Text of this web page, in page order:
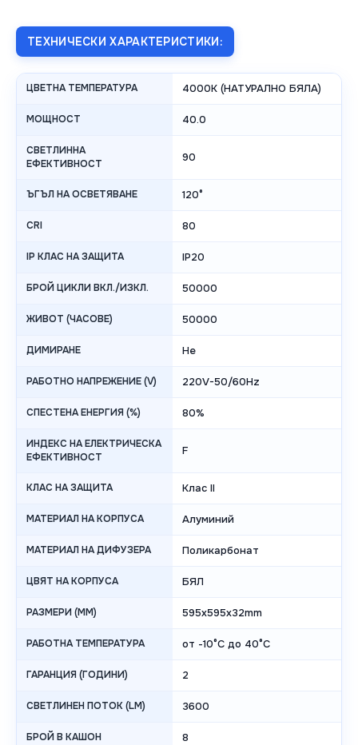
ТЕХНИЧЕСКИ ХАРАКТЕРИСТИКИ:
ЦВЕТНА ТЕМПЕРАТУРА 4000K (НАТУРАЛНО БЯЛА)
МОЩНОСТ 40.0
СВЕТЛИННА
ЕФЕКТИВНОСТ
90
ЪГЪЛ НА ОСВЕТЯВАНЕ 120°
CRI 80
IP КЛАС НА ЗАЩИТА IP20
БРОЙ ЦИКЛИ ВКЛ./ИЗКЛ. 50000
ЖИВОТ (ЧАСОВЕ) 50000
ДИМИРАНЕ Не
РАБОТНО НАПРЕЖЕНИЕ (V) 220V-50/60Hz
СПЕСТЕНА ЕНЕРГИЯ (%) 80%
ИНДЕКС НА ЕЛЕКТРИЧЕСКА
ЕФЕКТИВНОСТ
F
КЛАС НА ЗАЩИТА Клас II
МАТЕРИАЛ НА КОРПУСА Алуминий
МАТЕРИАЛ НА ДИФУЗЕРА Поликарбонат
ЦВЯТ НА КОРПУСА БЯЛ
РАЗМЕРИ (MM) 595x595x32mm
РАБОТНА ТЕМПЕРАТУРА от -10°C до 40°C
ГАРАНЦИЯ (ГОДИНИ) 2
СВЕТЛИНЕН ПОТОК (LM) 3600
БРОЙ В КАШОН 8